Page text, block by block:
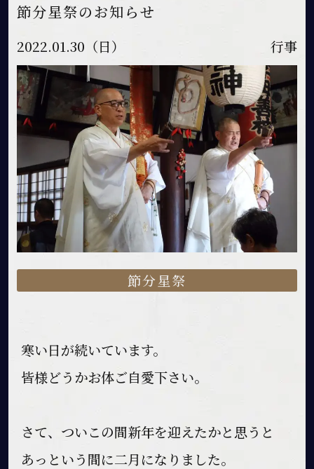
節分星祭のお知らせ
2022.01.30（日） 行事
節分星祭
寒い日が続いています。
皆様どうかお体ご自愛下さい。
さて、ついこの間新年を迎えたかと思うと
あっという間に二月になりました。